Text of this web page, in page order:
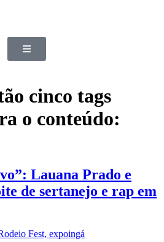
cinco tags
o conteúdo:
Lauana Prado e
de sertanejo e rap em